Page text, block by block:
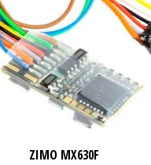
ZIMO MX630F